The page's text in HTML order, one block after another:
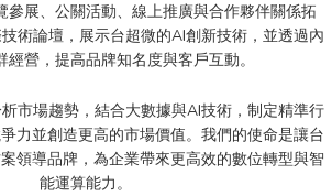
參展、公關活動、線上推廣與合作夥伴關係拓
術論壇，展示台超微的AI創新技術，並透過內
經營，提高品牌知名度與客戶互動。
市場趨勢，結合大數據與AI技術，制定精準行
力並創造更高的市場價值。我們的使命是讓台
領導品牌，為企業帶來更高效的數位轉型與智
能運算能力。